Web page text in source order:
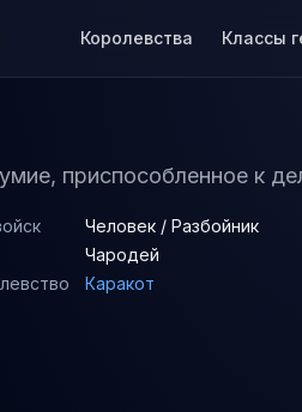
Королевства Классы
приспособленное к
Человек / Разбойник
Чародей
Каракот